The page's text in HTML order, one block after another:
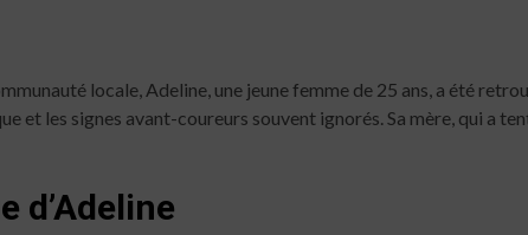
locale, Adeline, une jeune femme de 25 ans, a été
et les signes avant-coureurs souvent ignorés. Sa mère, qui a
d’Adeline